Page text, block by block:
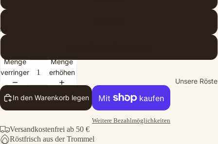
Unsere
Menge
verringern
Menge
erhöhen
In den Warenkorb legen
Weitere Bezahlmöglichkeiten
Versandkostenfrei ab 50 €
Röstfrisch aus der Trommel